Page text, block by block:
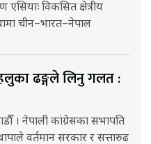
एसियाः विकसित क्षेत्रीय
चीन–भारत–नेपाल
ढङ्गले लिनु गलत :
। नेपाली कांग्रेसका सभापति
वर्तमान सरकार र सत्तारुढ